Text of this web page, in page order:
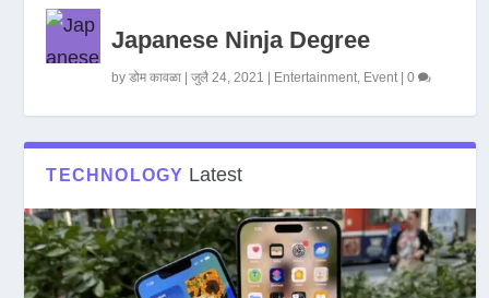
Japanese Ninja Degree
byडोम कावळा |जुलै 24, 2021 Entertainment, Event|0
TECHNOLOGY Latest